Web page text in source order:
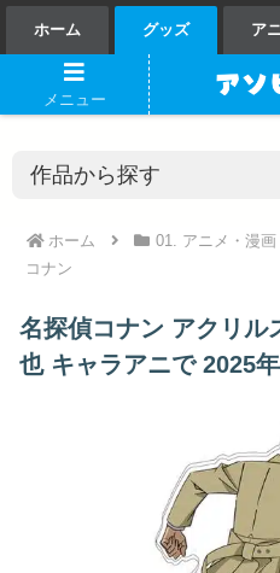
ホーム グッズ ア
ホーム 01. アニメ・漫
コナン
名探偵コナン アクリル
也 キャラアニで 2025
メニュー